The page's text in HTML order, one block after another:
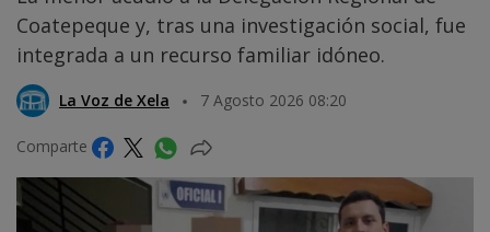
Coatepeque y, tras una investigación social, fue
integrada a un recurso familiar idóneo.
La Voz de Xela 7 Agosto 2026 08:20
Comparte